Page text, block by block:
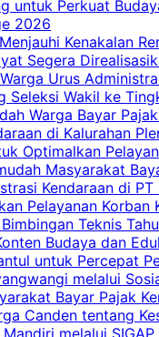
untuk Perkuat
2026
Kenakalan
Segera
Urus
Seleksi Wakil ke
Warga Bayar
di Kalurahan
Optimalkan
Masyarakat
Kendaraan di
Pelayanan Korban
Teknis
Budaya dan
untuk Percepat
melalui
Bayar Pajak
Canden tentang
melalui